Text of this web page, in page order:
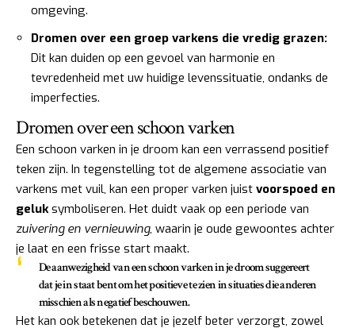
omgeving.
Dromen over een groep varkens die vredig grazen:
Dit kan duiden op een gevoel van harmonie en
tevredenheid met uw huidige levenssituatie, ondanks de
imperfecties.
Dromen over een schoon varken
Een schoon varken in je droom kan een verrassend positief
teken zijn. In tegenstelling tot de algemene associatie van
varkens met vuil, kan een proper varken juist voorspoed en
geluksymboliseren. Het duidt vaak op een periode van
zuivering en vernieuwing, waarin je oude gewoontes achter
je laat en een frisse start maakt.
De aanwezigheid van een schoon varken in je droom suggereert
dat je in staat bent om het positieve te zien in situaties die anderen
misschien als negatief beschouwen.
Het kan ook betekenen dat je jezelf beter verzorgt, zowel